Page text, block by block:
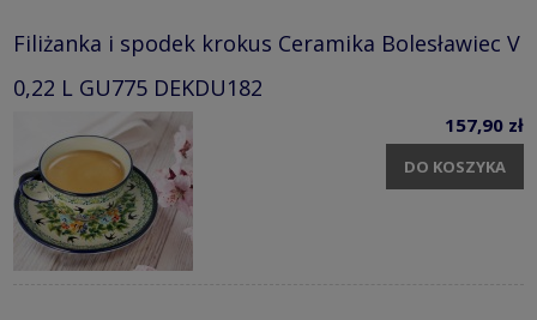
Filiżanka i spodek krokus Ceramika Bolesławiec V
0,22 L GU775 DEKDU182
157,90 zł
DO KOSZYKA